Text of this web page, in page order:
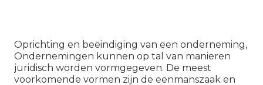
Oprichting en beëindiging van een onderneming,
Ondernemingen kunnen op tal van manieren
juridisch worden vormgegeven. De meest
voorkomende vormen zijn de eenmanszaak en